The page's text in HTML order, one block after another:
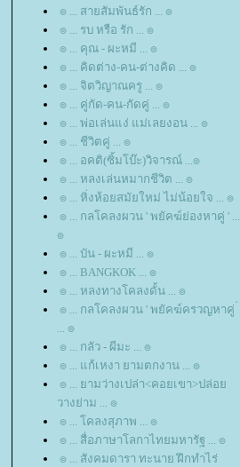
๏ ... สายสัมพันธ์รัก ... ๏
๏ ... รบ หรือ รัก ... ๏
๏ ... คุณ - ผะหมี ... ๏
๏ ... คิดต่าง-คน-ต่างคิด ... ๏
๏ ... จิตวิญาณครู ... ๏
๏ ... คู่กัด-คน-กัดคู่ ... ๏
๏ ... พ่อเล่นแง่ แม่เลยงอน ... ๏
๏ ... ชีวิตคู่ ... ๏
๏ ... อคติ(ซิ้มโบ๊ะ)วิจารณ์ ...๏
๏ ... หลงเล่นหมากชีวิต ... ๏
๏ ... หิ่งห้อยสมัยใหม่ ไม่น้อยใจ ... ๏
๏ ... กลโคลงผวน ' พยัคฆ์ย่องหาคู่ ' ...
๏
๏ ... บัน - ผะหมี ... ๏
๏ ... BANGKOK ... ๏
๏ ... หลงทางโคลงดั้น ... ๏
๏ ... กลโคลงผวน ' พยัคฆ์ครวญหาคู่ ่
... ๏
๏ ... กลัว - ผีมะ ... ๏
๏ ... แก้เหงา ยามตกงาน ... ๏
๏ ... ยามว่างเปล่า<คอยเขา>ปล่อ
วางย่าม ... ๏
๏ ... โคลงสุภาพ ... ๏
๏ ... สื่อภาษาโลกาไทยมหารัฐ ... ๏
๏ ... สังคมดารา ทะนาย ฝึกทำไร่